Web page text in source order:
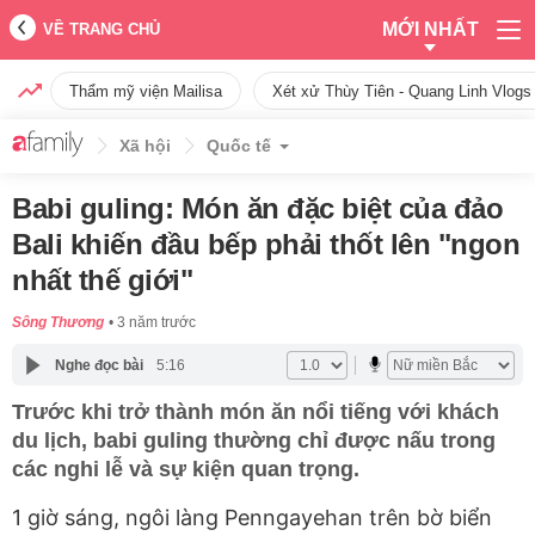
VỀ TRANG CHỦ MỚI NHẤT
Thẩm mỹ viện Mailisa Xét xử Thùy Tiên - Quang Linh
Xã hội Quốc tế
Babi guling: Món ăn đặc biệt của đảo
Bali khiến đầu bếp phải thốt lên "ngon
nhất thế giới"
Sông Thương 3 năm trước
Nghe đọc bài 5:16
Trước khi trở thành món ăn nổi tiếng với khách
du lịch, babi guling thường chỉ được nấu trong
các nghi lễ và sự kiện quan trọng.
1 giờ sáng, ngôi làng Penngayehan trên bờ biển